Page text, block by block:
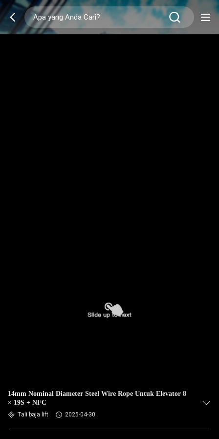
14mm Nominal Diameter Steel Wire Rope Untuk Elevator 8
× 19S + NFC
Tali baja lift 2025-04-30